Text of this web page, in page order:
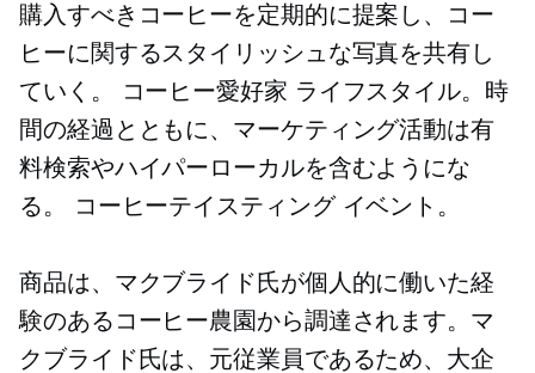
購入すべきコーヒーを定期的に提案し、コー
ヒーに関するスタイリッシュな写真を共有し
ていく。
コーヒー愛好家 ライフスタイル。時
間の経過とともに、マーケティング活動は有
料検索やハイパーローカルを含むようにな
る。
コーヒーテイスティングイベント。
商品は、マクブライド氏が個人的に働いた経
験のあるコーヒー農園から調達されます。マ
クブライド氏は、元従業員であるため、大企